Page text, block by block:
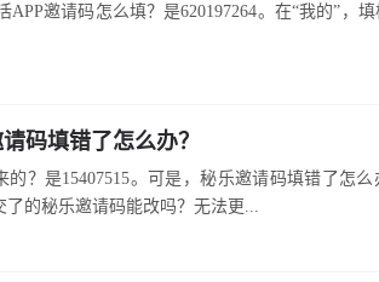
邀请码怎么填？是620197264。在“我的”，
码填错了怎么办？
的？是15407515。可是，秘乐邀请码填错了怎
了的秘乐邀请码能改吗？无法更...